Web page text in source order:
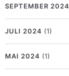
SEPTEMBER 2024
JULI 2024 (1)
MAI 2024 (1)